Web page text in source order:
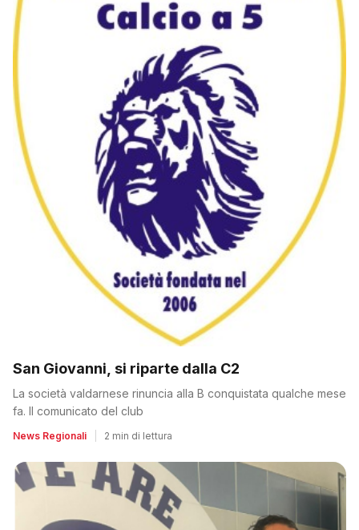
San Giovanni, si riparte dalla C2
La società valdarnese rinuncia alla B conquistata qualche mese
fa. Il comunicato del club
News Regionali 2 min di lettura